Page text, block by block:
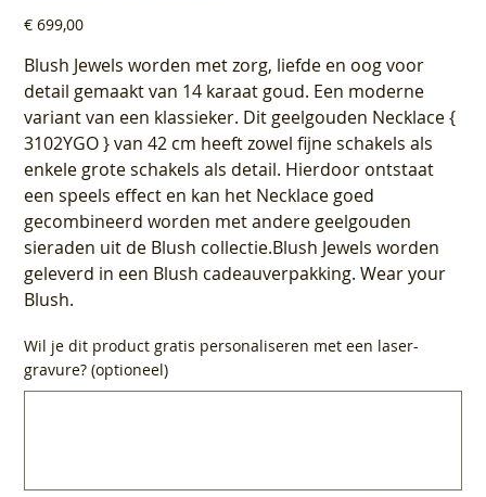
Prijs
€ 699,00
Blush Jewels worden met zorg, liefde en oog voor
detail gemaakt van 14 karaat goud. Een moderne
variant van een klassieker. Dit geelgouden Necklace {
3102YGO } van 42 cm heeft zowel fijne schakels als
enkele grote schakels als detail. Hierdoor ontstaat
een speels effect en kan het Necklace goed
gecombineerd worden met andere geelgouden
sieraden uit de Blush collectie.Blush Jewels worden
geleverd in een Blush cadeauverpakking. Wear your
Blush.
Wil je dit product gratis personaliseren met een laser-
gravure? (optioneel)